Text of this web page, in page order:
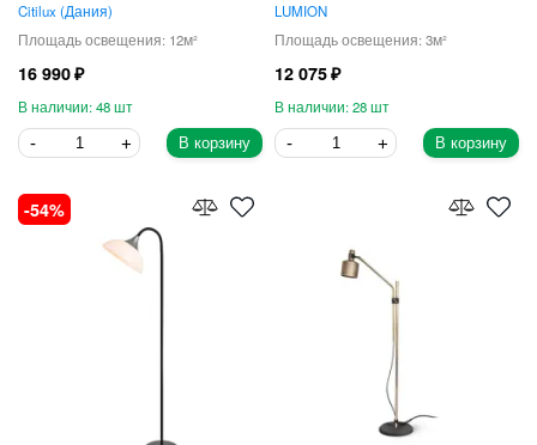
Citilux Дания
12
16 990
48
В корзину
LUMION
3
12 075
28
В корзину
54